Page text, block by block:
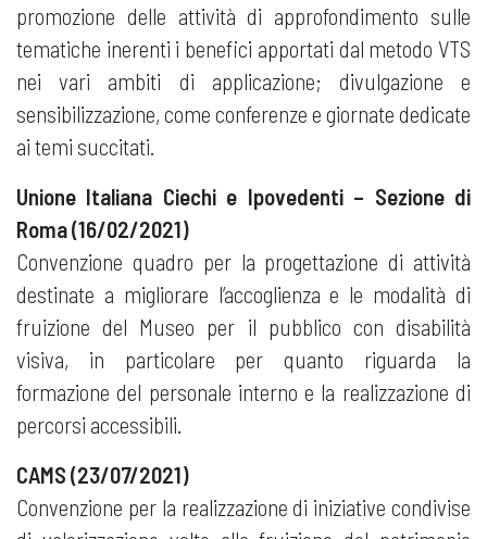
promozione delle attività di approfondimento sulle
tematiche inerenti i benefici apportati dal metodo VTS
nei vari ambiti di applicazione; divulgazione e
sensibilizzazione, come conferenze e giornate dedicate
ai temi succitati.
Unione Italiana Ciechi e Ipovedenti – Sezione di
Roma (16/02/2021)
Convenzione quadro per la progettazione di attività
destinate a migliorare l’accoglienza e le modalità di
fruizione del Museo per il pubblico con disabilità
visiva, in particolare per quanto riguarda la
formazione del personale interno e la realizzazione di
percorsi accessibili.
CAMS (23/07/2021)
Convenzione per la realizzazione di iniziative condivise